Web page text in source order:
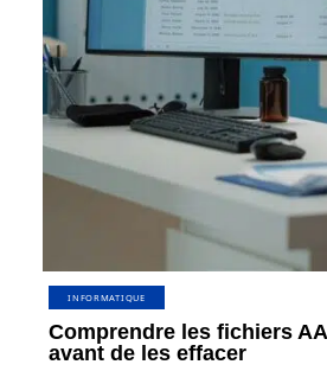
INFORMATIQUE
Comprendre les fichiers
avant de les effacer